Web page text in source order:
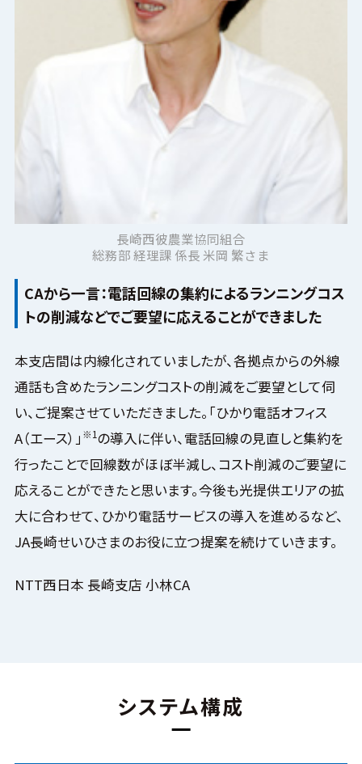
長崎西彼農業協同組合
総務部 経理課 係長 米岡 繁さま
CAから一言：電話回線の集約によるランニングコス
トの削減などでご要望に応えることができました
本支店間は内線化されていましたが、各拠点からの外線
通話も含めたランニングコストの削減をご要望として伺
い、ご提案させていただきました。「ひかり電話オフィス
A（エース）」 ※1の導入に伴い、電話回線の見直しと集約を
行ったことで回線数がほぼ半減し、コスト削減のご要望に
応えることができたと思います。今後も光提供エリアの拡
大に合わせて、ひかり電話サービスの導入を進めるなど、
JA長崎せいひさまのお役に立つ提案を続けていきます。
NTT西日本 長崎支店 小林CA
システム構成